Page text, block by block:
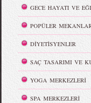
GECE HAYATI VE
POPÜLER
DİYETİSYENLER
SAÇ TASARIMI VE
YOGA MERKEZLERİ
SPA MERKEZLERİ